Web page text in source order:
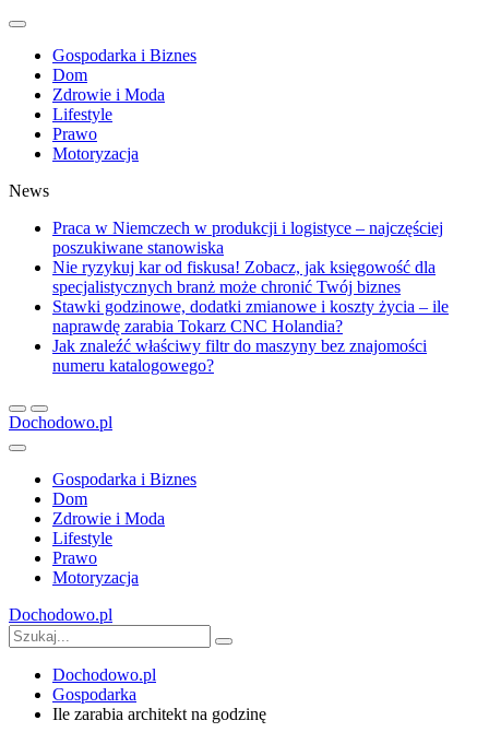
Gospodarka i Biznes
Dom
Zdrowie i Moda
Lifestyle
Prawo
Motoryzacja
News
Praca w Niemczech w produkcji i logistyce – najczęściej
poszukiwane stanowiska
Nie ryzykuj kar od fiskusa! Zobacz, jak księgowość dla
specjalistycznych branż może chronić Twój biznes
Stawki godzinowe, dodatki zmianowe i koszty życia – ile
naprawdę zarabia Tokarz CNC Holandia?
Jak znaleźć właściwy filtr do maszyny bez znajomości
numeru katalogowego?
Dochodowo.pl
Gospodarka i Biznes
Dom
Zdrowie i Moda
Lifestyle
Prawo
Motoryzacja
Dochodowo.pl
Dochodowo.pl
Gospodarka
Ile zarabia architekt na godzinę